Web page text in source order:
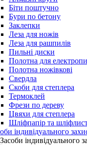
Біти поштучно
Бури по бетону
Заклепки
Леза для ножів
Леза для рашпилів
Пильні диски
Полотна для
Полотна ножівкові
Свердла
Скоби для степлера
Термоклей
Фрези по дереву
Цвяхи для степлера
Шліфпапір та
індивідуального
Засоби індивідуального